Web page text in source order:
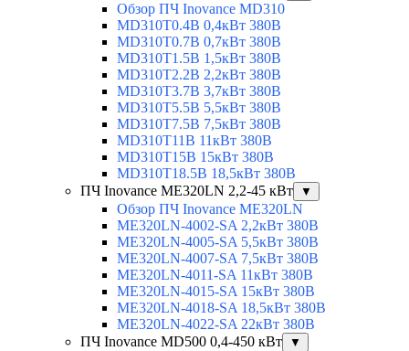
Обзор ПЧ Inovance MD310
MD310T0.4B 0,4кВт 380В
MD310T0.7B 0,7кВт 380В
MD310T1.5B 1,5кВт 380В
MD310T2.2B 2,2кВт 380В
MD310T3.7B 3,7кВт 380В
MD310T5.5B 5,5кВт 380В
MD310T7.5B 7,5кВт 380В
MD310T11B 11кВт 380В
MD310T15B 15кВт 380В
MD310T18.5B 18,5кВт 380В
ПЧ Inovance ME320LN 2,2-45 кВт
▼
Обзор ПЧ Inovance ME320LN
ME320LN-4002-SA 2,2кВт 380В
ME320LN-4005-SA 5,5кВт 380В
ME320LN-4007-SA 7,5кВт 380В
ME320LN-4011-SA 11кВт 380В
ME320LN-4015-SA 15кВт 380В
ME320LN-4018-SA 18,5кВт 380В
ME320LN-4022-SA 22кВт 380В
ПЧ Inovance MD500 0,4-450 кВт
▼